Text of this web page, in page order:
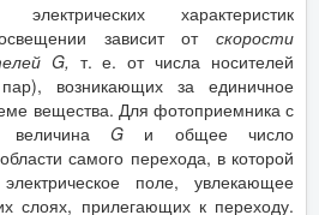
характеристик
зависит от скорости
G, т. е. от числа носителей
пар), возникающих за единичное
вещества. Для фотоприемника с
величина G и общее число
самого перехода, в которой
поле, увлекающее
слоях, прилегающих к переходу.